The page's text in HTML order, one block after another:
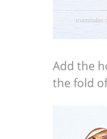
Add the
the fold